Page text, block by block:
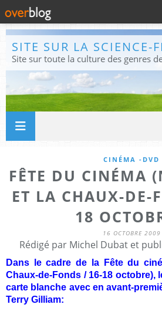
CINÉMA -DVD
FÊTE DU CINÉMA
ET LA CHAUX-DE-
18
16 OCTOBRE 2009
Rédigé par Michel Dubat et
Dans le cadre de la Fête du
Chaux-de-Fonds / 16-18 octobre),
carte blanche avec en avant-
Terry Gilliam: